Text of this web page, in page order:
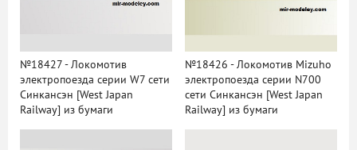
№18427 - Локомотив
электропоезда серии W7 сети
Синкансэн [West Japan
Railway] из бумаги
№18426 - Локомотив Mizuho
электропоезда серии N700
сети Синкансэн [West Japan
Railway] из бумаги